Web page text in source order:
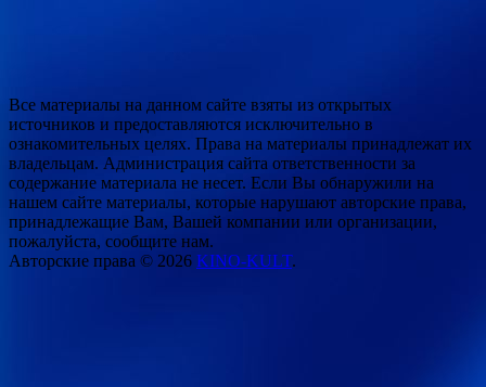
Все материалы на данном сайте взяты из открытых
источников и предоставляются исключительно в
ознакомительных целях. Права на материалы принадлежат их
владельцам. Администрация сайта ответственности за
содержание материала не несет. Если Вы обнаружили на
нашем сайте материалы, которые нарушают авторские права,
принадлежащие Вам, Вашей компании или организации,
пожалуйста, сообщите нам.
Авторские права © 2026 KINO-KULT.